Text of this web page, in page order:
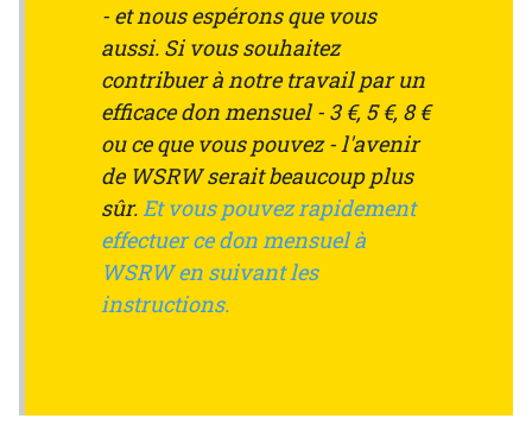
- et nous espérons que vous
aussi. Si vous souhaitez
contribuer à notre travail par un
efficace don mensuel - 3 €, 5 €, 8 €
ou ce que vous pouvez - l'avenir
de WSRW serait beaucoup plus
sûr.Et vous pouvez rapidement
effectuer ce don mensuel à
WSRW en suivant les
instructions.